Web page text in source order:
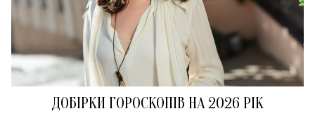
ДОБІРКИ ГОРОСКОПІВ НА 2026 РІК